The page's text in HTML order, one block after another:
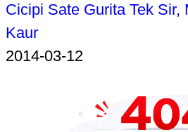
Cicipi Sate Gurita Tek Sir,
Kaur
2014-03-12